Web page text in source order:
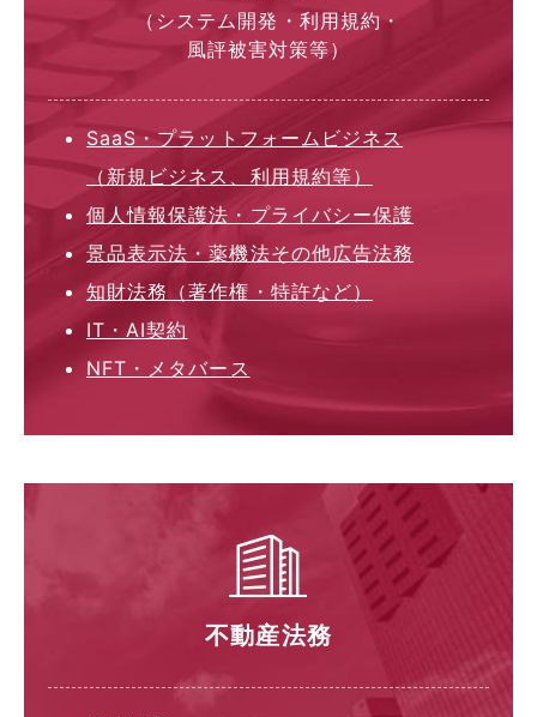
（システム開発・利用規約・
風評被害対策等）
SaaS・プラットフォームビジネス
（新規ビジネス、利用規約等）
個人情報保護法・プライバシー保護
景品表示法・薬機法その他広告法務
知財法務（著作権・特許など）
IT・AI契約
NFT・メタバース
不動産法務